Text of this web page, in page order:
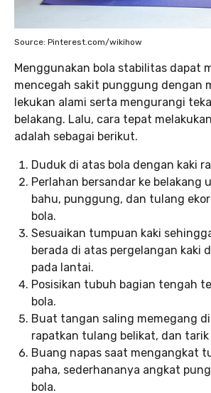
Source: Pinterest.com/wikihow
Menggunakan bola stabilitas dapat
mencegah sakit punggung dengan
lekukan alami serta mengurangi
belakang. Lalu, cara tepat melakukan
adalah sebagai berikut.
Duduk di atas bola dengan kaki
Perlahan bersandar ke belakang
bahu, punggung, dan tulang
bola.
Sesuaikan tumpuan kaki
berada di atas pergelangan kaki
pada lantai.
Posisikan tubuh bagian tengah
bola.
Buat tangan saling memegang
rapatkan tulang belikat, dan tarik
Buang napas saat mengangkat
paha, sederhananya angkat
bola.